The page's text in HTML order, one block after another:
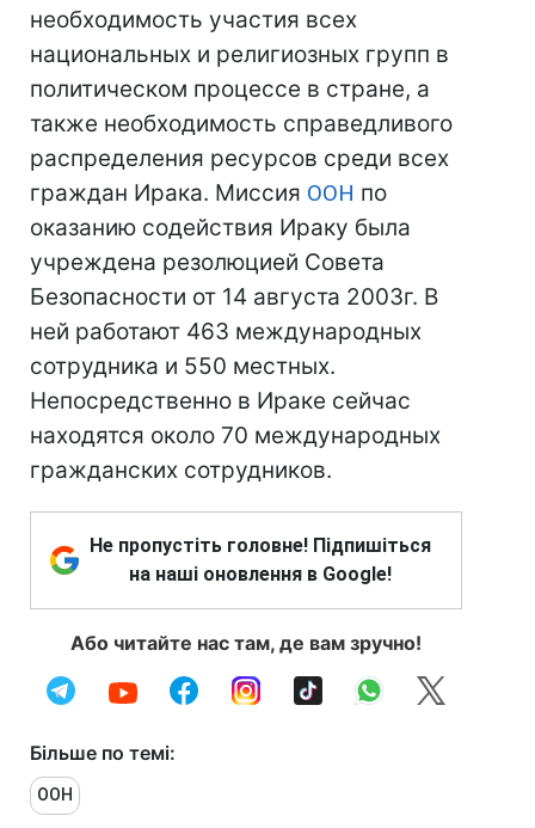
необходимость участия всех
национальных и религиозных групп в
политическом процессе в стране, а
также необходимость справедливого
распределения ресурсов среди всех
граждан Ирака. Миссия ООН по
оказанию содействия Ираку была
учреждена резолюцией Совета
Безопасности от 14 августа 2003г. В
ней работают 463 международных
сотрудника и 550 местных.
Непосредственно в Ираке сейчас
находятся около 70 международных
гражданских сотрудников.
Не пропустіть головне! Підпишіться
на наші оновлення в Google!
Або читайте нас там, де вам зручно!
Більше по темі:
ООН